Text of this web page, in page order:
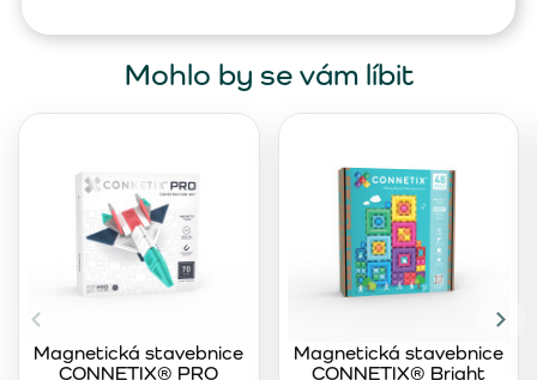
Mohlo by se vám líbit
Magnetická stavebnice
CONNETIX® PRO
Magnetická stavebnice
CONNETIX® Bright